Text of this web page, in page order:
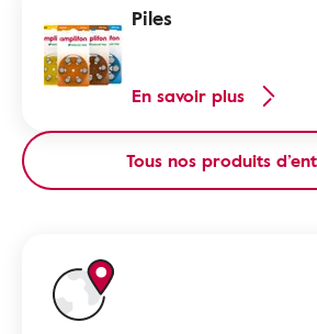
Piles
En savoir plus
Tous nos produits